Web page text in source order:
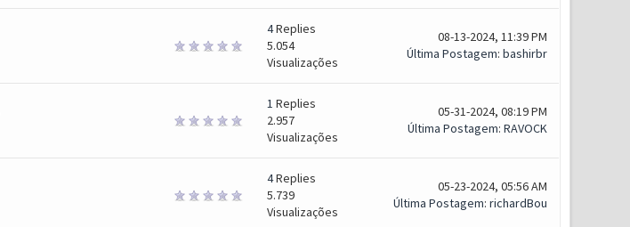
4Replies
5.054
Visualizações
08-13-2024, 11:39 PM
Última Postagem: bashirbr
1 Replies
2.957
Visualizações
05-31-2024, 08:19 PM
Última Postagem: RAVOCK
4Replies
5.739
Visualizações
05-23-2024, 05:56 AM
Última Postagem: richardBou